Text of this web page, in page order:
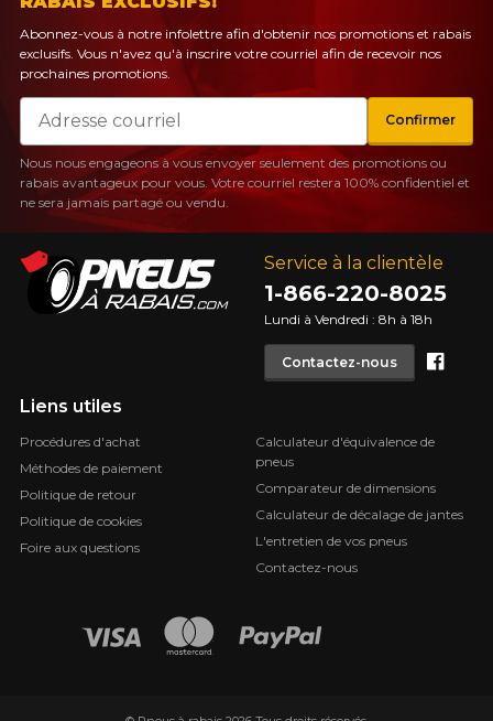
Service à la clientèle
1-866-220-8025
Lundi à Vendredi : 8h à 18h
Contactez-nous
Liens utiles
Procédures d'achat
Méthodes de paiement
Politique de retour
Politique de cookies
Foire aux questions
Calculateur d'équivalence de
pneus
Comparateur de dimensions
Calculateur de décalage de jantes
L'entretien de vos pneus
Contactez-nous
Abonnez-vous à notre infolettre afin d'obtenir nos promotions et rabais
exclusifs. Vous n'avez qu'à inscrire votre courriel afin de recevoir nos
prochaines promotions.
Courriel
Confirmer
Nous nous engageons à vous envoyer seulement des promotions ou
rabais avantageux pour vous. Votre courriel restera 100% confidentiel et
ne sera jamais partagé ou vendu.